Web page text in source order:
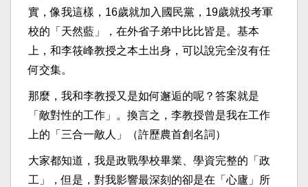
實，像我這樣，16歲就加入國民黨，19歲就投考軍
校的「天然藍」，在外省子弟中比比皆是。基本
上，和李筱峰教授之本土出身，可以說完全沒有任
何交集。
那麼，我和李教授又是如何邂逅的呢？答案就是
「敵對性的工作」。換言之，李教授曾是我在工作
上的「三合一敵人」（許歷農首創名詞）
大家都知道，我是政戰學校畢業、學資完整的「政
工」，但是，對我影響最深刻的卻是在「心廬」所